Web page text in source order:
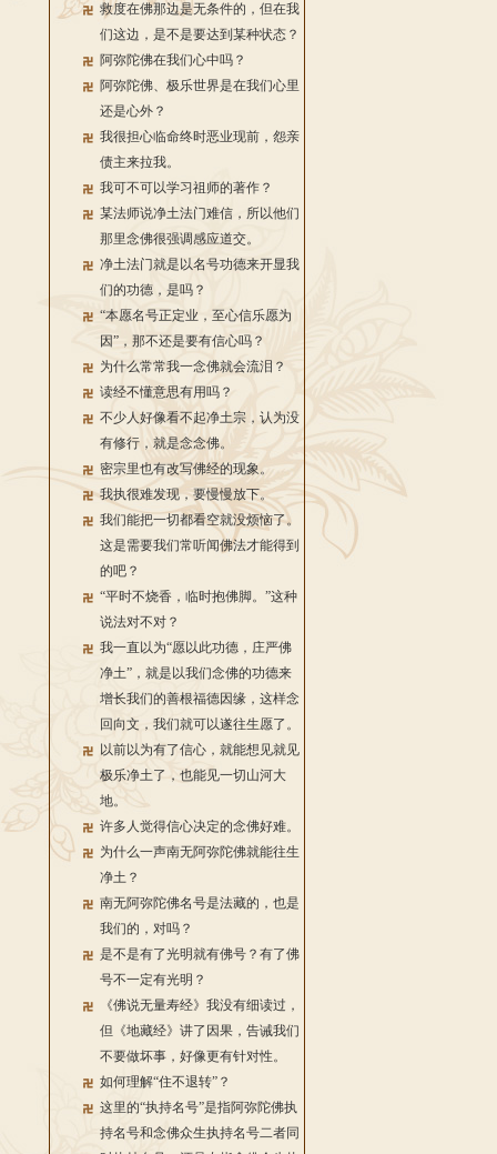
救度在佛那边是无条件的，但在我
们这边，是不是要达到某种状态？
阿弥陀佛在我们心中吗？
阿弥陀佛、极乐世界是在我们心里
还是心外？
我很担心临命终时恶业现前，怨亲
债主来拉我。
我可不可以学习祖师的著作？
某法师说净土法门难信，所以他们
那里念佛很强调感应道交。
净土法门就是以名号功德来开显我
们的功德，是吗？
“本愿名号正定业，至心信乐愿为
因”，那不还是要有信心吗？
为什么常常我一念佛就会流泪？
读经不懂意思有用吗？
不少人好像看不起净土宗，认为没
有修行，就是念念佛。
密宗里也有改写佛经的现象。
我执很难发现，要慢慢放下。
我们能把一切都看空就没烦恼了。
这是需要我们常听闻佛法才能得到
的吧？
“平时不烧香，临时抱佛脚。”这种
说法对不对？
我一直以为“愿以此功德，庄严佛
净土”，就是以我们念佛的功德来
增长我们的善根福德因缘，这样念
回向文，我们就可以遂往生愿了。
以前以为有了信心，就能想见就见
极乐净土了，也能见一切山河大
地。
许多人觉得信心决定的念佛好难。
为什么一声南无阿弥陀佛就能往生
净土？
南无阿弥陀佛名号是法藏的，也是
我们的，对吗？
是不是有了光明就有佛号？有了佛
号不一定有光明？
《佛说无量寿经》我没有细读过，
但《地藏经》讲了因果，告诫我们
不要做坏事，好像更有针对性。
如何理解“住不退转”？
这里的“执持名号”是指阿弥陀佛执
持名号和念佛众生执持名号二者同